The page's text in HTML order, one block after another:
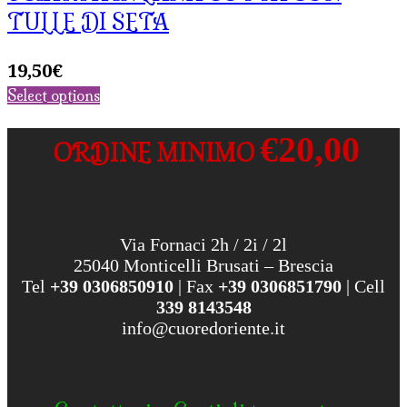
TULLE DI SETA
19,50€
Select options
ORDINE MINIMO€20,00
Via Fornaci 2h / 2i / 2l
25040 Monticelli Brusati – Brescia
Tel +39 0306850910 | Fax +39 0306851790 | Cell
339 8143548
info@cuoredoriente.it